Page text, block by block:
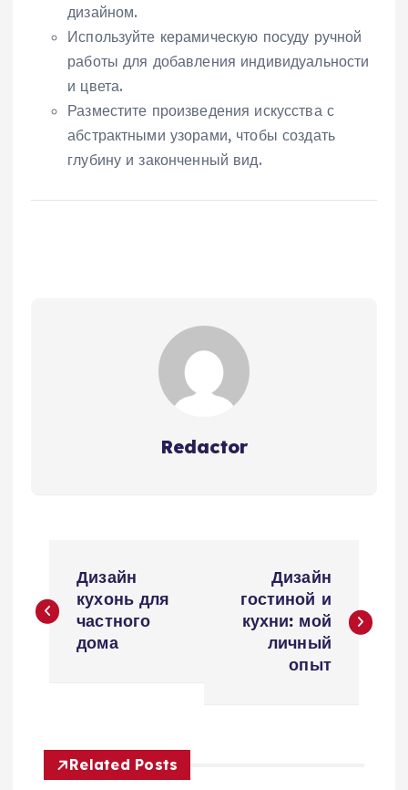
дизайном.
Используйте керамическую посуду ручной
работы для добавления индивидуальности
и цвета.
Разместите произведения искусства с
абстрактными узорами, чтобы создать
глубину и законченный вид.
Redactor
а
г
Дизайн
кухонь для
частного
дома
Дизайн
гостиной и
кухни: мой
личный
опыт
Related Posts